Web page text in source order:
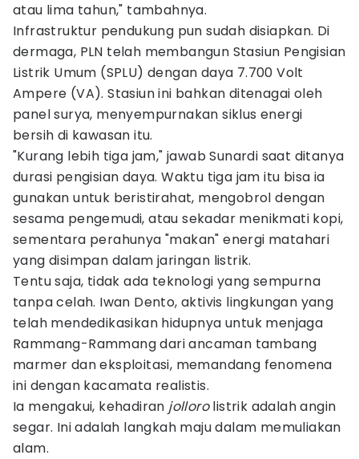
atau lima tahun," tambahnya.
Infrastruktur pendukung pun sudah disiapkan. Di
dermaga, PLN telah membangun Stasiun Pengisian
Listrik Umum (SPLU) dengan daya 7.700 Volt
Ampere (VA). Stasiun ini bahkan ditenagai oleh
panel surya, menyempurnakan siklus energi
bersih di kawasan itu.
"Kurang lebih tiga jam," jawab Sunardi saat ditanya
durasi pengisian daya. Waktu tiga jam itu bisa ia
gunakan untuk beristirahat, mengobrol dengan
sesama pengemudi, atau sekadar menikmati kopi,
sementara perahunya "makan" energi matahari
yang disimpan dalam jaringan listrik.
Tentu saja, tidak ada teknologi yang sempurna
tanpa celah. Iwan Dento, aktivis lingkungan yang
telah mendedikasikan hidupnya untuk menjaga
Rammang-Rammang dari ancaman tambang
marmer dan eksploitasi, memandang fenomena
ini dengan kacamata realistis.
Ia mengakui, kehadiran jollorolistrik adalah angin
segar. Ini adalah langkah maju dalam memuliakan
alam.